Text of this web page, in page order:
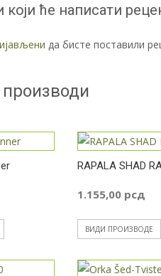
ће написати
да бисте поставили
RAPALA SHAD
1.155,00 рсд
ВИДИ ПРОИЗВОДЕ